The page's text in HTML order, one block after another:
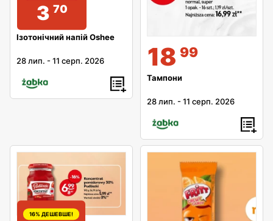
3 70
Ізотонічний напій Oshee
28 лип. -11 серп. 2026 18 99
Тампони
28 лип. -11 серп. 2026
16% ДЕШЕВШЕ!